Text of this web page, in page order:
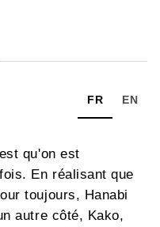
FR EN
qu'on est
En réalisant que
toujours, Hanabi
autre côté, Kako,